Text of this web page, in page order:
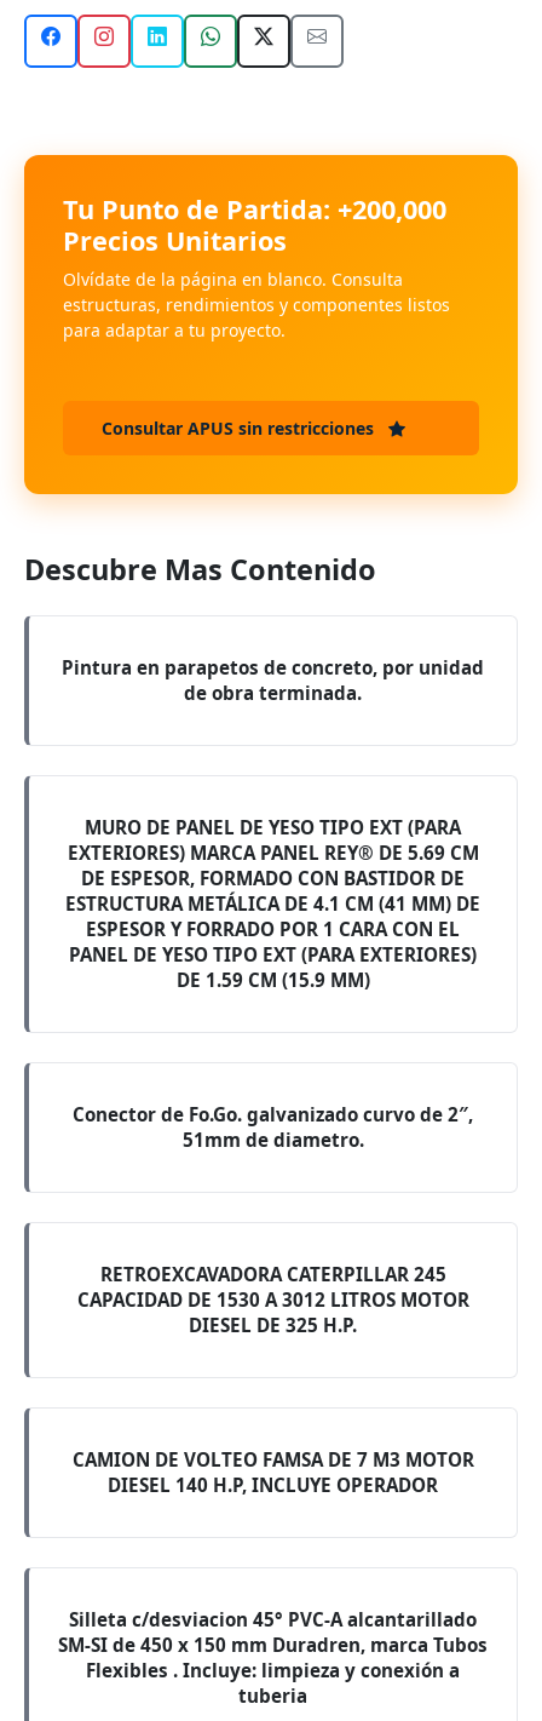
Tu Punto de Partida: +200,000
Precios Unitarios
Olvídate de la página en blanco. Consulta
estructuras, rendimientos y componentes listos
para adaptar a tu proyecto.
Consultar APUS sin restricciones
Descubre Mas Contenido
Pintura en parapetos de concreto, por unidad
de obra terminada.
MURO DE PANEL DE YESO TIPO EXT (PARA
EXTERIORES) MARCA PANEL REY® DE 5.69 CM
DE ESPESOR, FORMADO CON BASTIDOR DE
ESTRUCTURA METÁLICA DE 4.1 CM (41 MM) DE
ESPESOR Y FORRADO POR 1 CARA CON EL
PANEL DE YESO TIPO EXT (PARA EXTERIORES)
DE 1.59 CM (15.9 MM)
Conector de Fo.Go. galvanizado curvo de 2″,
51mm de diametro.
RETROEXCAVADORA CATERPILLAR 245
CAPACIDAD DE 1530 A 3012 LITROS MOTOR
DIESEL DE 325 H.P.
CAMION DE VOLTEO FAMSA DE 7 M3 MOTOR
DIESEL 140 H.P, INCLUYE OPERADOR
Silleta c/desviacion 45° PVC-A alcantarillado
SM-SI de 450 x 150 mm Duradren, marca Tubos
Flexibles . Incluye: limpieza y conexión a
tuberia